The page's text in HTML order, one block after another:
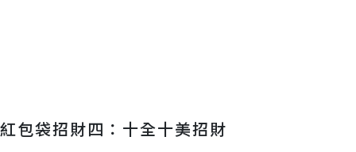
紅包袋招財四：十全十美招財